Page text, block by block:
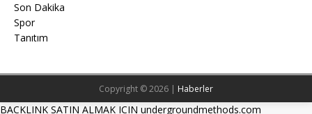
Son Dakika
Spor
Tanıtım
Copyright © 2026 | Haberler
BACKLINK SATIN ALMAK ICIN undergroundmethods.com